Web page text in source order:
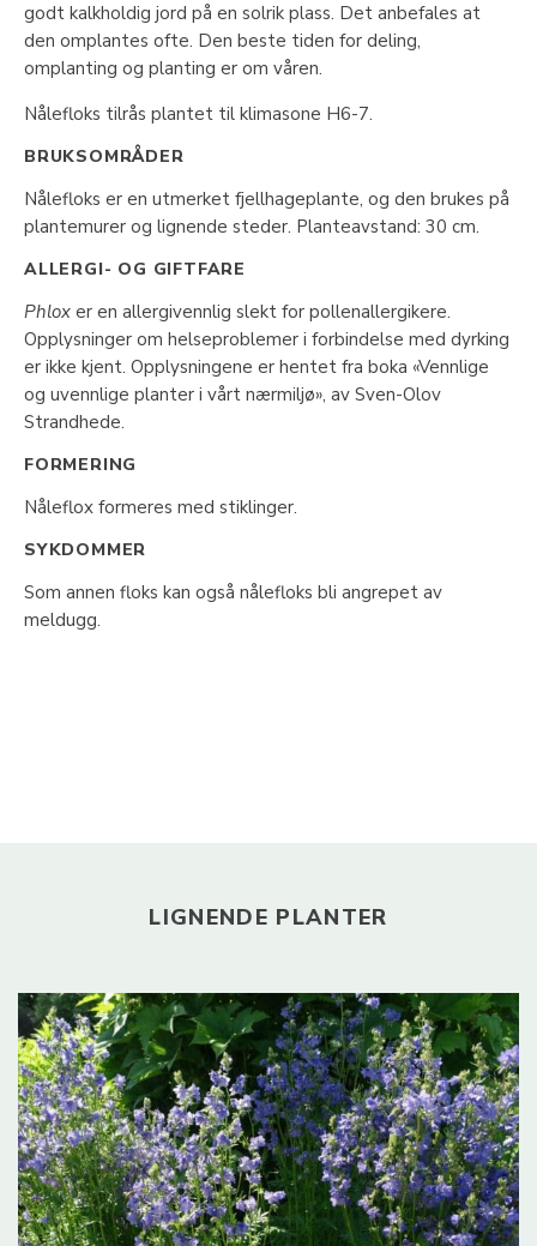
godt kalkholdig jord på en solrik plass. Det anbefales at
den omplantes ofte. Den beste tiden for deling,
omplanting og planting er om våren.
Nålefloks tilrås plantet til klimasone H6-7.
BRUKSOMRÅDER
Nålefloks er en utmerket fjellhageplante, og den brukes på
plantemurer og lignende steder. Planteavstand: 30 cm.
ALLERGI- OG GIFTFARE
Phlox er en allergivennlig slekt for pollenallergikere.
Opplysninger om helseproblemer i forbindelse med dyrking
er ikke kjent. Opplysningene er hentet fra boka «Vennlige
og uvennlige planter i vårt nærmiljø», av Sven-Olov
Strandhede.
FORMERING
Nåleflox formeres med stiklinger.
SYKDOMMER
Som annen floks kan også nålefloks bli angrepet av
meldugg.
LIGNENDE PLANTER